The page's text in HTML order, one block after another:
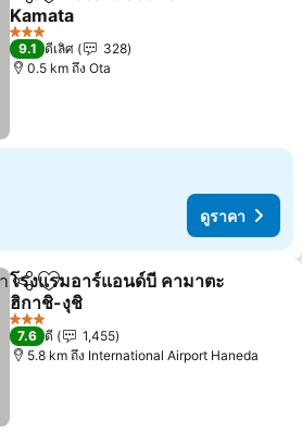
เพิ่มในรายการโปรด
Kamata
3 ดาว
9.1 ดีเลิศ
328
0.5 km ถึง Ota
ดูราคา
แชร์ เพิ่มในรายการโปรด
โรงแรมอาร์แอนด์บี คามาตะ
ฮิกาชิ-งุชิ
3 ดาว
7.6 ดี
1,455
5.8 km ถึง International Airport Haneda